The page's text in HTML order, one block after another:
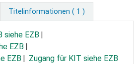
Titelinformationen ( 1 )
siehe EZB
EZB
EZB
Zugang für KIT siehe EZB